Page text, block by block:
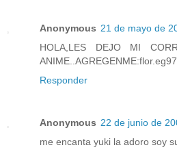
Anonymous 21 de mayo de
HOLA,LES DEJO MI
Responder
Anonymous 22 de junio de
me encanta yuki la adoro soy